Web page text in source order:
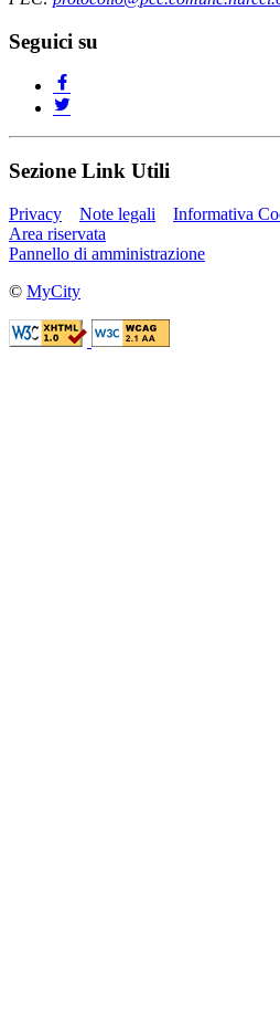
Seguici su
Sezione Link Utili
Privacy Note legali
Informativa
Area riservata
Pannello di amministrazione
© MyCity